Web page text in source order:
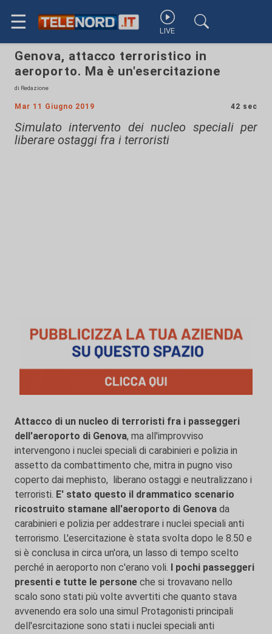
☰ LIVE
Genova, attacco terroristico in
aeroporto. Ma è un'esercitazione
di Redazione
Mar 11 Giugno 2019 42 sec
Simulato intervento dei nucleo speciali per
liberare ostaggi fra i terroristi
Attacco di un nucleo di terroristi fra i passeggeri
dell'aeroporto di Genova, ma all'improvviso
intervengono i nuclei speciali di carabinieri e polizia in
assetto da combattimento che, mitra in pugno viso
coperto dai mephisto, liberano ostaggi e neutralizzano i
terroristi. E' stato questo il drammatico scenario
ricostruito stamane all'aeroporto di Genova da
carabinieri e polizia per addestrare i nuclei speciali anti
terrorismo. L'esercitazione è stata svolta dopo le 8.50 e
si è conclusa in circa un'ora, un lasso di tempo scelto
perché in aeroporto non c'erano voli. I pochi passeggeri
presenti e tutte le persone che si trovavano nello
scalo sono stati più volte avvertiti che quanto stava
avvenendo era solo una simul Protagonisti principali
dell'esrcitazione sono stati i nuclei speciali anti